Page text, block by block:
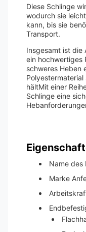
Diese Schlinge
wodurch sie
kann, bis sie
Transport.
Insgesamt ist die
ein hochwertiges
schweres Heben
hältMit einer
Schlinge eine
Name des
Marke